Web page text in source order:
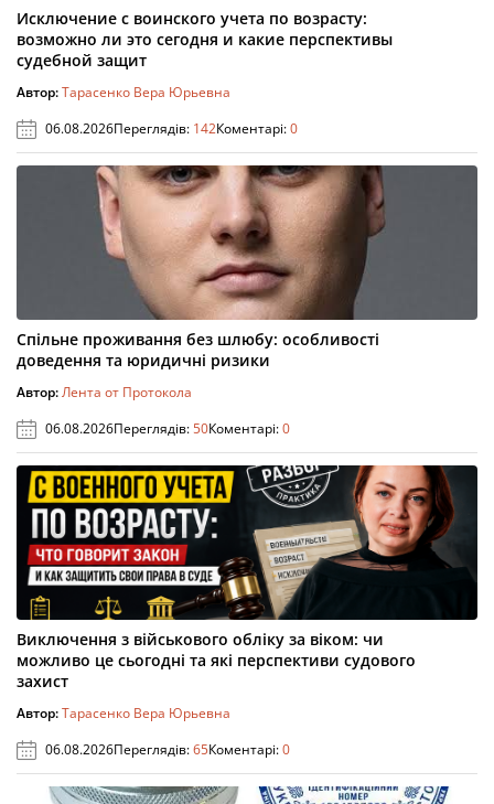
Исключение с воинского учета по возрасту:
возможно ли это сегодня и какие перспективы
судебной защит
Автор:Тарасенко Вера Юрьевна
06.08.2026Переглядів: 142Коментарі:0
Спільне проживання без шлюбу: особливості
доведення та юридичні ризики
Автор:Лента от Протокола
06.08.2026Переглядів:50Коментарі:0
Виключення з військового обліку за віком: чи
можливо це сьогодні та які перспективи судового
захист
Автор:Тарасенко Вера Юрьевна
06.08.2026Переглядів:65Коментарі:0